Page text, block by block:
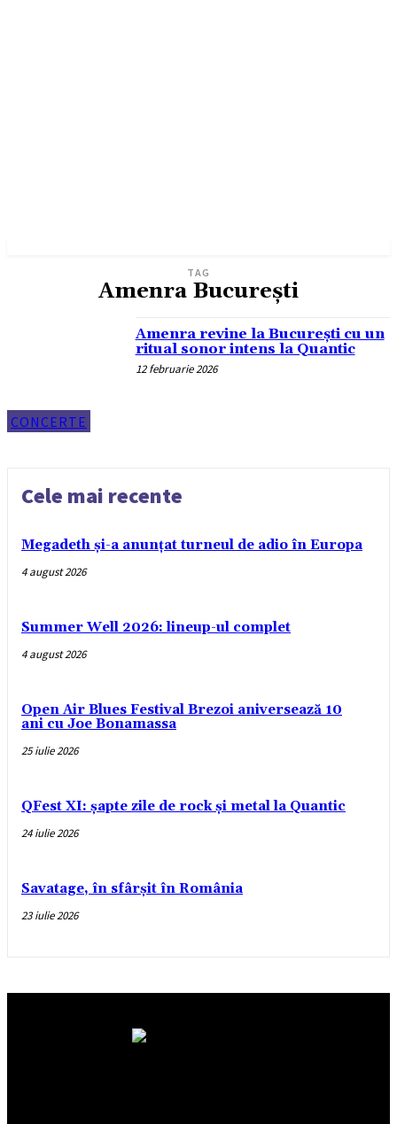
TAG
Amenra București
CONCERTE
Amenra revine la București cu un
ritual sonor intens la Quantic
12 februarie 2026
Cele mai recente
Megadeth și-a anunțat turneul de adio în Europa
4 august 2026
Summer Well 2026: lineup-ul complet
4 august 2026
Open Air Blues Festival Brezoi aniversează 10
ani cu Joe Bonamassa
25 iulie 2026
QFest XI: șapte zile de rock și metal la Quantic
24 iulie 2026
Savatage, în sfârșit în România
23 iulie 2026